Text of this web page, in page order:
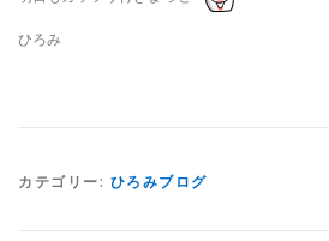
ひろみ
カテゴリー: ひろみブログ